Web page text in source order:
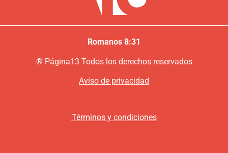
Romanos 8:31
® Página13 Todos los derechos reservados
Aviso de privacidad
Términos y condiciones